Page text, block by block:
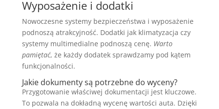
Wyposażenie i dodatki
Nowoczesne systemy bezpieczeństwa i wyposażenie
podnoszą atrakcyjność. Dodatki jak klimatyzacja czy
systemy multimedialne podnoszą cenę. Warto
pamiętać, że każdy dodatek sprawdzamy pod kątem
funkcjonalności.
Jakie dokumenty są potrzebne do wyceny?
Przygotowanie właściwej dokumentacji jest kluczowe.
To pozwala na dokładną wycenę wartości auta. Dzięki